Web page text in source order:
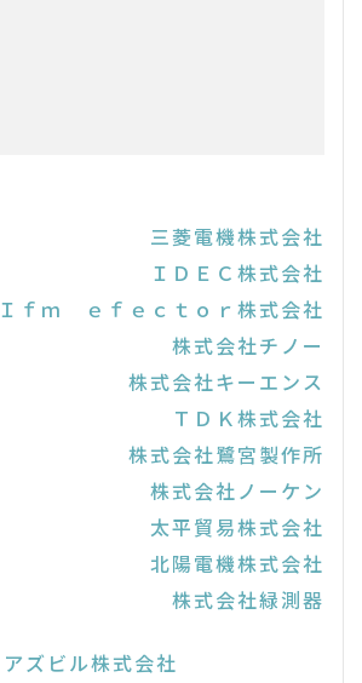
三菱電機株式会社
ＩＤＥＣ株式会社
Ｉｆｍ ｅｆｅｃｔｏｒ株式会社
株式会社チノー
株式会社キーエンス
ＴＤＫ株式会社
株式会社鷺宮製作所
株式会社ノーケン
太平貿易株式会社
北陽電機株式会社
株式会社緑測器
アズビル株式会社